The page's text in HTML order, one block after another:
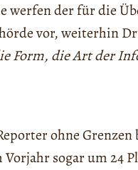
werfen der für die
vor, weiterhin
Form, die Art der
ohne Grenzen
sogar um 24